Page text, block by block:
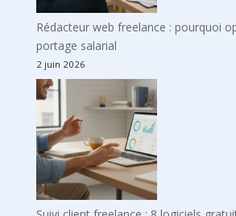
Rédacteur web freelance : pourquoi
portage salarial
2 juin 2026